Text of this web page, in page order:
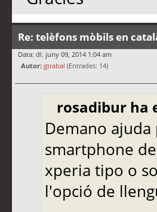
Re: telèfons mòbils en
Data: dl. juny 09, 2014 1:04 am
Autor: gtrabal (Entrades: 14)
rosadibur ha
Demano
smartphone
xperia tipo o
l'opció de